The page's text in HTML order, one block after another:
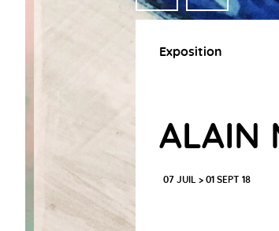
Exposition
ALAIN
07 JUIL > 01 SEPT 18